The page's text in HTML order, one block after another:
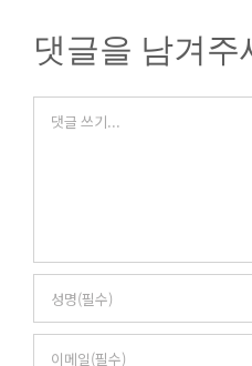
댓글을 남겨주
Comment